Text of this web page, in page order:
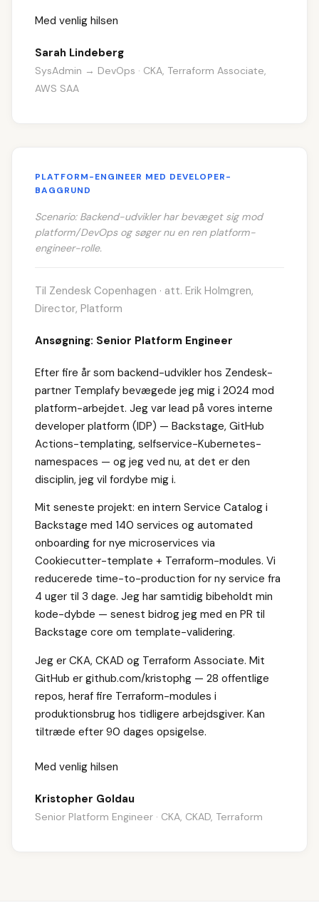
Med venlig hilsen
Sarah Lindeberg
SysAdmin → DevOps · CKA, Terraform Associate,
AWS SAA
PLATFORM-ENGINEER MED DEVELOPER-
BAGGRUND
Scenario: Backend-udvikler har bevæget sig mod
platform/DevOps og søger nu en ren platform-
engineer-rolle.
Til Zendesk Copenhagen · att. Erik Holmgren,
Director, Platform
Ansøgning: Senior Platform Engineer
Efter fire år som backend-udvikler hos Zendesk-
partner Templafy bevægede jeg mig i 2024 mod
platform-arbejdet. Jeg var lead på vores interne
developer platform (IDP) — Backstage, GitHub
Actions-templating, selfservice-Kubernetes-
namespaces — og jeg ved nu, at det er den
disciplin, jeg vil fordybe mig i.
Mit seneste projekt: en intern Service Catalog i
Backstage med 140 services og automated
onboarding for nye microservices via
Cookiecutter-template + Terraform-modules. Vi
reducerede time-to-production for ny service fra
4 uger til 3 dage. Jeg har samtidig bibeholdt min
kode-dybde — senest bidrog jeg med en PR til
Backstage core om template-validering.
Jeg er CKA, CKAD og Terraform Associate. Mit
GitHub er github.com/kristophg — 28 offentlige
repos, heraf fire Terraform-modules i
produktionsbrug hos tidligere arbejdsgiver. Kan
tiltræde efter 90 dages opsigelse.
Med venlig hilsen
Kristopher Goldau
Senior Platform Engineer · CKA, CKAD, Terraform